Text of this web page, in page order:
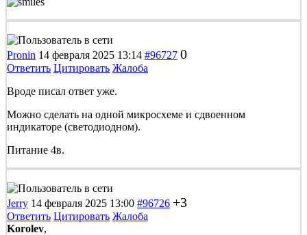
Pronin 14 февраля 2025 13:14 #96727 0
Ответить Цитировать Жалоба
Вроде писал ответ уже.
Можно сделать на одной микросхеме и сдвоенном
индикаторе (светодиодном).
Питание 4в.
Jerry 14 февраля 2025 13:00 #96726 +3
Ответить Цитировать Жалоба
Korolev,